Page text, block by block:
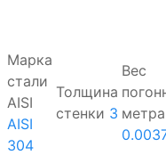
Марка
стали
AISI
AISI
304
Толщина
стенки 3
Вес
метра